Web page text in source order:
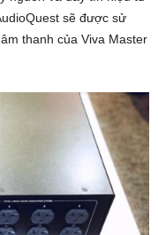
sẽ được sử
thanh của Viva Master